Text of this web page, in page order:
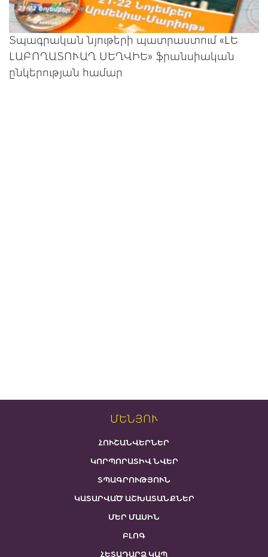
Տպագրական նյութերի պատրաստում «ԼԵ
ԼԱԲՈՂԱՏՈՒԱՂ ՍԵՂՎԻԵ» ֆրանսիական
ընկերության համար
ՄԵՆՅՈՒ
ՀՈՒՇԱՆՎԵՐՆԵՐ
ԿՈՐՊՈՐԱՏԻՎ ՆՎԵՐ
ՏՊԱԳՐՈՒԹՅՈՒՆ
ԿԱՏԱՐՎԱԾ ԱՇԽԱՏԱՆՔՆԵՐ
ՄԵՐ ՄԱՍԻՆ
ԲԼՈԳ
ՀԵՏԱԴԱՐՁ ԿԱՊ